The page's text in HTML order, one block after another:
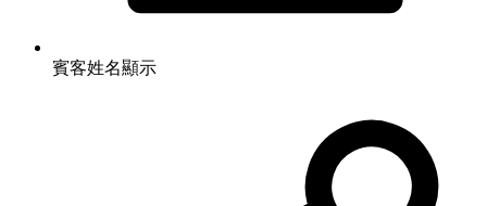
賓客姓名顯示